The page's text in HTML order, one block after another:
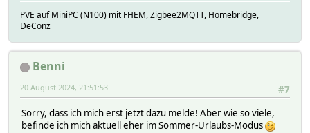
PVE auf MiniPC (N100) mit FHEM, Zigbee2MQTT, Homebridge,
DeConz
Benni
#7
20 August 2024, 21:51:53
Sorry, dass ich mich erst jetzt dazu melde! Aber wie so viele,
befinde ich mich aktuell eher im Sommer-Urlaubs-Modus